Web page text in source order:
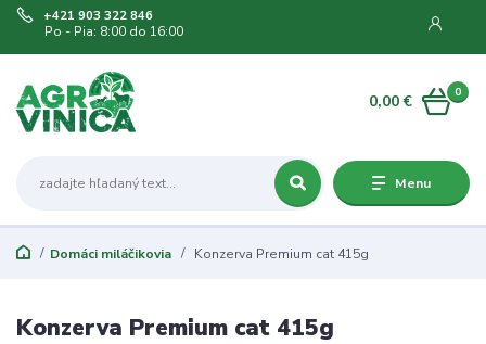
Menu
+421 903 322 846
Po - Pia: 8:00 do 16:00
0
0,00 €
Domáci miláčikovia Konzerva Premium cat 415g
Konzerva Premium cat 415g